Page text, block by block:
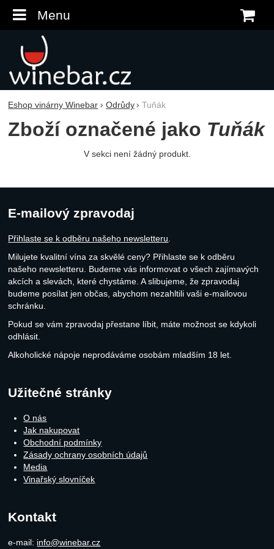
Menu
Eshop vinárny Winebar Odrůdy Tuňák
Zboží označené jako Tuňák
V sekci není žádný produkt.
E-mailový zpravodaj
Přihlaste se k odběru našeho newsletteru
Milujete kvalitní vína za skvělé ceny? Přihlaste se k odběru
našeho newsletteru. Budeme vás informovat o všech zajímavých
akcích a slevách, které chystáme. A slibujeme, že zpravodaj
budeme posílat jen občas, abychom nezahltili vaši e-mailovou
schránku.
Pokud se vám zpravodaj přestane líbit, máte možnost se kdykoli
odhlásit.
Alkoholické nápoje neprodáváme osobám mladším 18 let.
Užitečné stránky
O nás
Jak nakupovat
Obchodní podmínky
Zásady ochrany osobních údajů
Media
Vinařský slovníček
Kontakt
e-mail: info@winebar.cz